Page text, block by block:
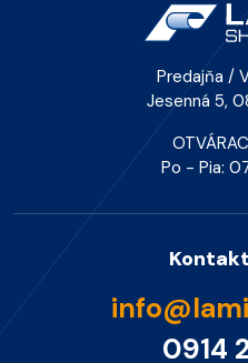
Predajňa /
Jesenná 5,
Po - Pia:
0914